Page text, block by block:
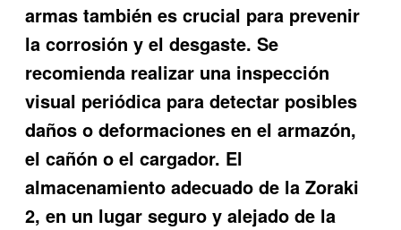
armas también es crucial para prevenir
la corrosión y el desgaste. Se
recomienda realizar una inspección
visual periódica para detectar posibles
daños o deformaciones en el armazón,
el cañón o el cargador. El
almacenamiento adecuado de la Zoraki
2, en un lugar seguro y alejado de la